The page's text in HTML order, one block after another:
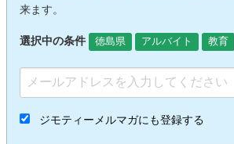
来ます。
選択中の条件 徳島県 アルバイト 教育
ジモティーメルマガにも登録する